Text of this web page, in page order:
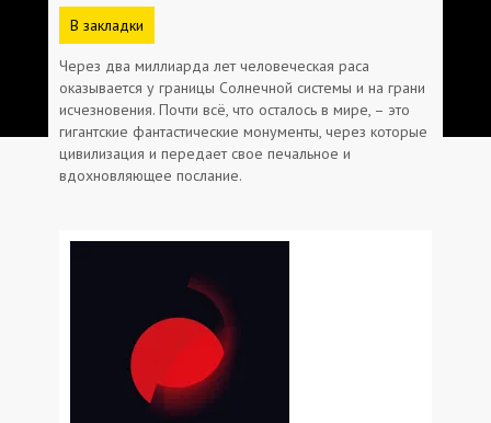
В закладки
Через два миллиарда лет человеческая раса
оказывается у границы Солнечной системы и на грани
исчезновения. Почти всё, что осталось в мире, – это
гигантские фантастические монументы, через которые
цивилизация и передает свое печальное и
вдохновляющее послание.